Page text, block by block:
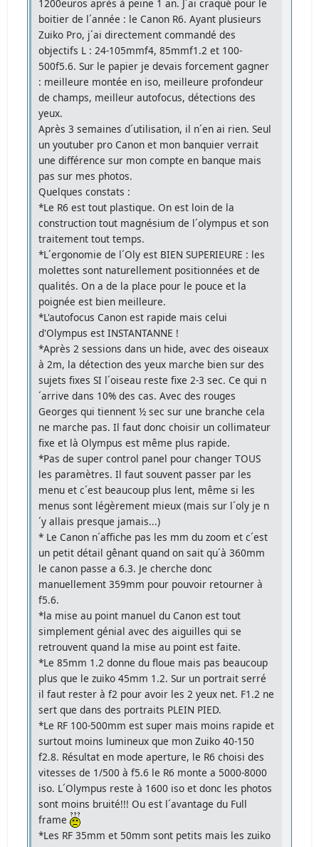
1200euros après à peine 1 an. J´ai craqué pour le
boitier de l´année : le Canon R6. Ayant plusieurs
Zuiko Pro, j´ai directement commandé des
objectifs L : 24-105mmf4, 85mmf1.2 et 100-
500f5.6. Sur le papier je devais forcement gagner
: meilleure montée en iso, meilleure profondeur
de champs, meilleur autofocus, détections des
yeux.
Après 3 semaines d´utilisation, il n´en ai rien. Seul
un youtuber pro Canon et mon banquier verrait
une différence sur mon compte en banque mais
pas sur mes photos.
Quelques constats :
*Le R6 est tout plastique. On est loin de la
construction tout magnésium de l´olympus et son
traitement tout temps.
*L´ergonomie de l´Oly est BIEN SUPERIEURE : les
molettes sont naturellement positionnées et de
qualités. On a de la place pour le pouce et la
poignée est bien meilleure.
*L'autofocus Canon est rapide mais celui
d'Olympus est INSTANTANNE !
*Après 2 sessions dans un hide, avec des oiseaux
à 2m, la détection des yeux marche bien sur des
sujets fixes SI l´oiseau reste fixe 2-3 sec. Ce qui n
´arrive dans 10% des cas. Avec des rouges
Georges qui tiennent ½ sec sur une branche cela
ne marche pas. Il faut donc choisir un collimateur
fixe et là Olympus est même plus rapide.
*Pas de super control panel pour changer TOUS
les paramètres. Il faut souvent passer par les
menu et c´est beaucoup plus lent, même si les
menus sont légèrement mieux (mais sur l´oly je n
´y allais presque jamais...)
* Le Canon n´affiche pas les mm du zoom et c´est
un petit détail gênant quand on sait qu´à 360mm
le canon passe a 6.3. Je cherche donc
manuellement 359mm pour pouvoir retourner à
f5.6.
*la mise au point manuel du Canon est tout
simplement génial avec des aiguilles qui se
retrouvent quand la mise au point est faite.
*Le 85mm 1.2 donne du floue mais pas beaucoup
plus que le zuiko 45mm 1.2. Sur un portrait serré
il faut rester à f2 pour avoir les 2 yeux net. F1.2 ne
sert que dans des portraits PLEIN PIED.
*Le RF 100-500mm est super mais moins rapide et
surtout moins lumineux que mon Zuiko 40-150
f2.8. Résultat en mode aperture, le R6 choisi des
vitesses de 1/500 à f5.6 le R6 monte a 5000-8000
iso. L´Olympus reste à 1600 iso et donc les photos
sont moins bruité!!! Ou est l´avantage du Full
frame
*Les RF 35mm et 50mm sont petits mais les zuiko